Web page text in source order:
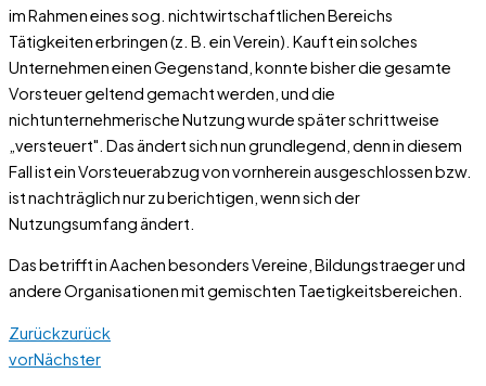
im Rahmen eines sog. nichtwirtschaftlichen Bereichs
Tätigkeiten erbringen (z. B. ein Verein). Kauft ein solches
Unternehmen einen Gegenstand, konnte bisher die gesamte
Vorsteuer geltend gemacht werden, und die
nichtunternehmerische Nutzung wurde später schrittweise
„versteuert". Das ändert sich nun grundlegend, denn in diesem
Fall ist ein Vorsteuerabzug von vornherein ausgeschlossen bzw.
ist nachträglich nur zu berichtigen, wenn sich der
Nutzungsumfang ändert.
Das betrifft in Aachen besonders Vereine, Bildungstraeger und
andere Organisationen mit gemischten Taetigkeitsbereichen.
Zurückzurück
vorNächster